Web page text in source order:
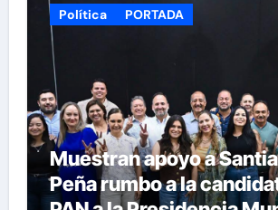
Política PORTADA
Muestran apoyo a
Peña rumbo a la